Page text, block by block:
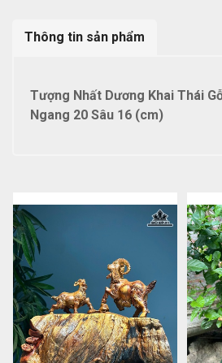
Thông tin sản phẩm
Tượng Nhất Dương Khai Thái
Ngang 20 Sâu 16 (cm)